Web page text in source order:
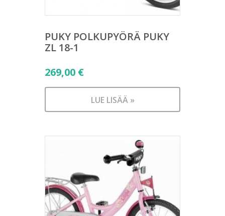
PUKY POLKUPYÖRÄ PUKY
ZL 18-1
269,00 €
LUE LISÄÄ »